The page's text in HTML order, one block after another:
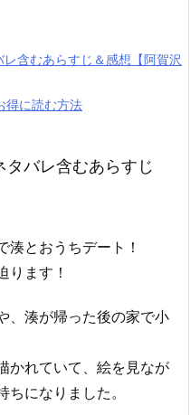
含むあらすじ＆感想【阿賀沢
得に読む方法
タバレ含むあらすじ
湊とおうちデート！
ります！
、湊が帰った後の家で小
かれていて、絵を見なが
になりました。